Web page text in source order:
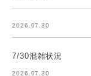
2026.07.30
7/30混雑状況
2026.07.30